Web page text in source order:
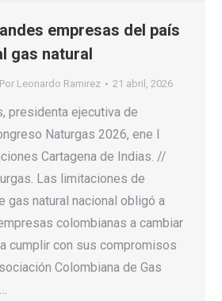
empresas del país
gas natural
Por Leonardo Ramirez 21 abril, 2026
presidenta ejecutiva de
Naturgas 2026, ene l
Cartagena de Indias. //
Las limitaciones de
gas natural nacional obligó a
colombianas a cambiar
cumplir con sus compromisos
Colombiana de Gas